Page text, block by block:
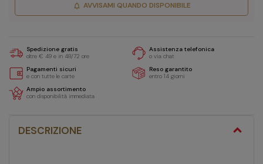
notifications AVVISAMI QUANDO DISPONIBILE
Spedizione gratis
oltre € 49 e in 48/72 ore
Assistenza telefonica
o via chat
Pagamenti sicuri
e con tutte le carte
Reso garantito
entro 14 giorni
Ampio assortimento
con disponibilità immediata
DESCRIZIONE